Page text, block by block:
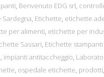
, Benvenuto EDG srl,
, Etichette, etichette
per alimenti, etichette per
Sassari, Etichette
, impianti antitaccheggio,
, ospedale etichette, prodotti,